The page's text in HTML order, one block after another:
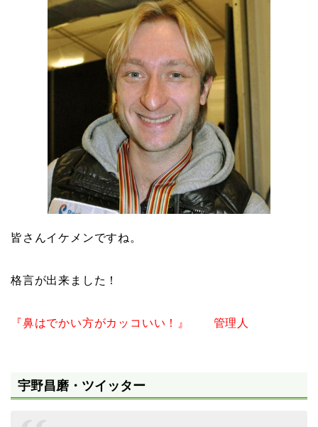
皆さんイケメンですね。
格言が出来ました！
『鼻はでかい方がカッコいい！』 管理人
宇野昌磨・ツイッター